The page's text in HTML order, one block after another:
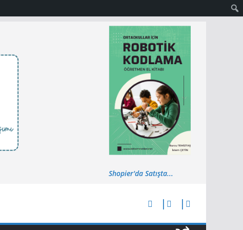
Shopier'da Satışta...